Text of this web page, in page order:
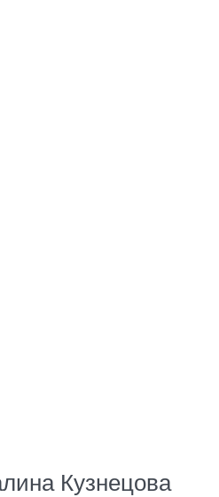
Кузнецова